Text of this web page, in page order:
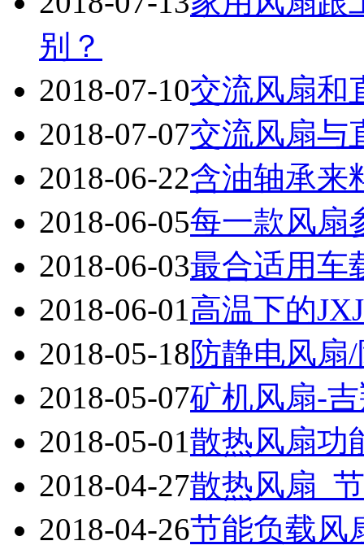
别？
2018-07-10交流风扇和
2018-07-07交流风扇与
2018-06-22含油轴承来
2018-06-05每一款风扇
2018-06-03最合适用车
2018-06-01高温下的
2018-05-18防静电风扇
2018-05-07矿机风扇-
2018-05-01散热风扇功
2018-04-27散热风扇_
2018-04-26节能负载风